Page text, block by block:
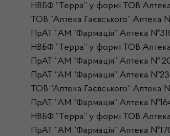
НВБФ “Терра” у формі ТОВ
ТОВ “Аптека Гаєвського” Аптека
ПрАТ “АМ “Фармація” Аптека
НВБФ “Терра” у формі ТОВ
ПрАТ “АМ “Фармація” Аптека №
ПрАТ “АМ “Фармація” Аптека
ТОВ “Аптека Гаєвського”
ПрАТ “АМ “Фармація” Аптека
НВБФ “Терра” у формі ТОВ
ПрАТ “АМ “Фармація” Аптека